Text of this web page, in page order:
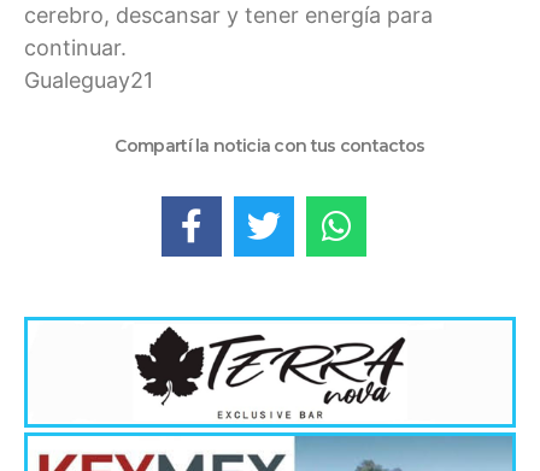
cerebro, descansar y tener energía para
continuar.
Gualeguay21
Compartí la noticia con tus contactos